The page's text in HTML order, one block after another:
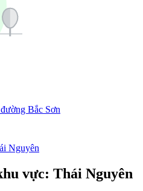
Bắc Sơn
Nguyên
vực: Thái Nguyên